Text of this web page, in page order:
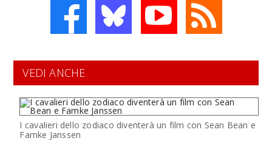
VEDI ANCHE
I cavalieri dello zodiaco diventerà un film con Sean Bean e
Famke Janssen